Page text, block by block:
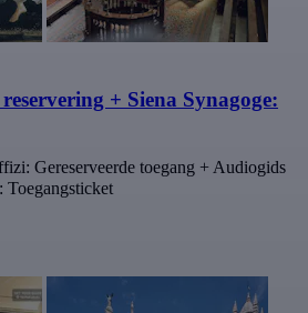
+ Siena Synagoge:
Gereserveerde toegang + Audiogids
Toegangsticket